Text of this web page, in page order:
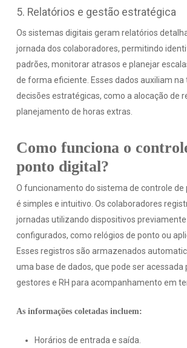
5. Relatórios e gestão estratégica
Os sistemas digitais geram relatórios
jornada dos colaboradores, permitindo
padrões, monitorar atrasos e planejar
de forma eficiente. Esses dados auxiliam na
decisões estratégicas, como a alocação de
planejamento de horas extras.
Como funciona o
ponto digital?
O funcionamento do sistema de controle de
é simples e intuitivo. Os colaboradores
jornadas utilizando dispositivos previamente
configurados, como relógios de ponto ou
Esses registros são armazenados
uma base de dados, que pode ser acessada
gestores e RH para acompanhamento em
As informações coletadas incluem:
Horários de entrada e saída.